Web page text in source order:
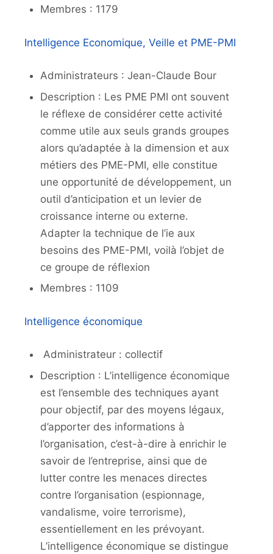
Membres : 1179
Intelligence Economique, Veille et PME-PMI
Administrateurs : Jean-Claude Bour
Description : Les PME PMI ont souvent
le réflexe de considérer cette activité
comme utile aux seuls grands groupes
alors qu’adaptée à la dimension et aux
métiers des PME-PMI, elle constitue
une opportunité de développement, un
outil d’anticipation et un levier de
croissance interne ou externe.
Adapter la technique de l’ie aux
besoins des PME-PMI, voilà l’objet de
ce groupe de réflexion
Membres : 1109
Intelligence économique
Administrateur : collectif
Description : L’intelligence économique
est l’ensemble des techniques ayant
pour objectif, par des moyens légaux,
d’apporter des informations à
l’organisation, c’est-à-dire à enrichir le
savoir de l’entreprise, ainsi que de
lutter contre les menaces directes
contre l’organisation (espionnage,
vandalisme, voire terrorisme),
essentiellement en les prévoyant.
L’intelligence économique se distingue